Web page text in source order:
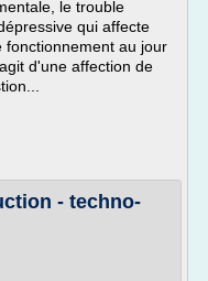
le trouble
qui affecte
fonctionnement au jour
d'une affection de
- techno-